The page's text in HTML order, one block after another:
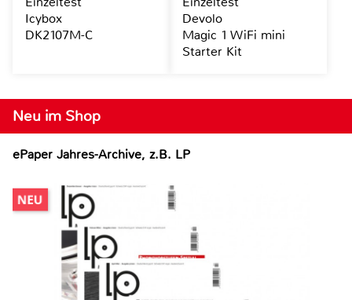
Neu im Shop
ePaper Jahres-Archive, z.B. LP
Icybox
DK2107M-C
Devolo
Magic 1 WiFi mini
Starter Kit